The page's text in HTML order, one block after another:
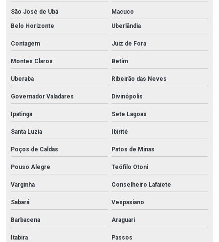
São José de Ubá Macuco
Belo Horizonte Uberlândia
Contagem Juiz de Fora
Montes Claros Betim
Uberaba Ribeirão das Neves
Governador Valadares Divinópolis
Ipatinga Sete Lagoas
Santa Luzia Ibirité
Poços de Caldas Patos de Minas
Pouso Alegre Teófilo Otoni
Varginha Conselheiro Lafaiete
Sabará Vespasiano
Barbacena Araguari
Itabira Passos